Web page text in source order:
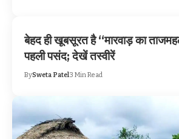
बेहद ही खूबसूरत है “मारवाड़ का
पहली पसंद; देखें तस्वीरें
BySweta Patel3 Min Read